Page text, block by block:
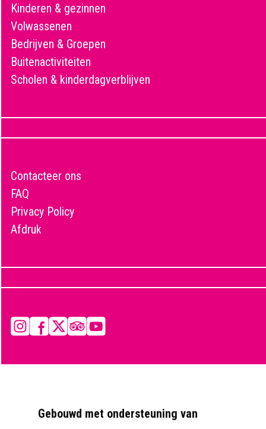
Kinderen & gezinnen
Volwassenen
Bedrijven & Groepen
Buitenactiviteiten
Scholen & kinderdagverblijven
Contacteer ons
FAQ
Privacy Policy
Afdruk
InstagramFacebook
X Tripadvisor
YouTube
Gebouwd met ondersteuning van